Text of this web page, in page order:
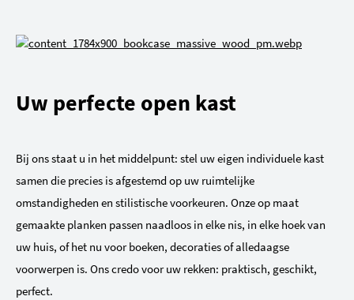
Uw perfecte open kast
Bij ons staat u in het middelpunt: stel uw eigen individuele kast
samen die precies is afgestemd op uw ruimtelijke
omstandigheden en stilistische voorkeuren. Onze op maat
gemaakte planken passen naadloos in elke nis, in elke hoek van
uw huis, of het nu voor boeken, decoraties of alledaagse
voorwerpen is. Ons credo voor uw rekken: praktisch, geschikt,
perfect.